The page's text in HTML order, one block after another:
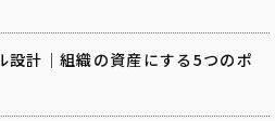
設計｜組織の資産にする5つのポ